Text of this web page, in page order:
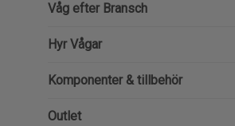
Våg efter Bransch
Hyr Vågar
Komponenter & tillbehör
Outlet